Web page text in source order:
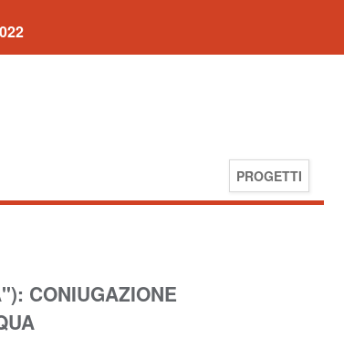
PROGETTI
CONIUGAZIONE